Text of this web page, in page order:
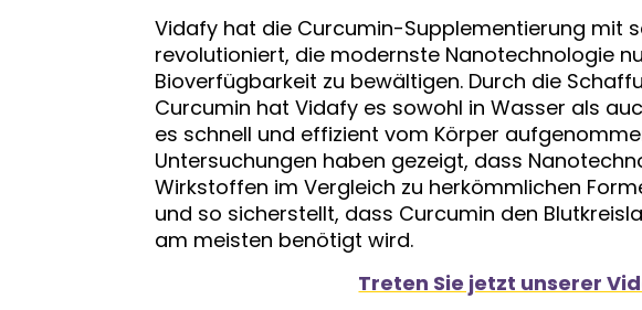
Vidafy hat die Curcumin-Supplementierung mit
revolutioniert, die modernste Nanotechnologie
Bioverfügbarkeit zu bewältigen. Durch die
Curcumin hat Vidafy es sowohl in Wasser als
es schnell und effizient vom Körper
Untersuchungen haben gezeigt, dass
Wirkstoffen im Vergleich zu herkömmlichen
und so sicherstellt, dass Curcumin den
am meisten benötigt wird.
Treten Sie jetzt unserer